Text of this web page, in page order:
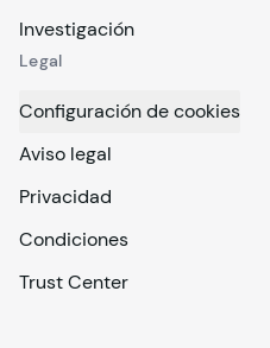
Investigación
Legal
Configuración de cookies
Aviso legal
Privacidad
Condiciones
Trust Center